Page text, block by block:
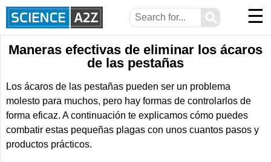
⚲ ☰
Maneras efectivas de eliminar los ácaros
de las pestañas
Los ácaros de las pestañas pueden ser un problema
molesto para muchos, pero hay formas de controlarlos de
forma eficaz. A continuación te explicamos cómo puedes
combatir estas pequeñas plagas con unos cuantos pasos y
productos prácticos.